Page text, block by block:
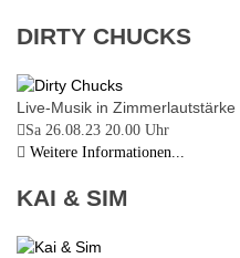
DIRTY CHUCKS
Live-Musik in Zimmerlautstärke
Sa 26.08.23 20.00 Uhr
Weitere Informationen...
KAI & SIM